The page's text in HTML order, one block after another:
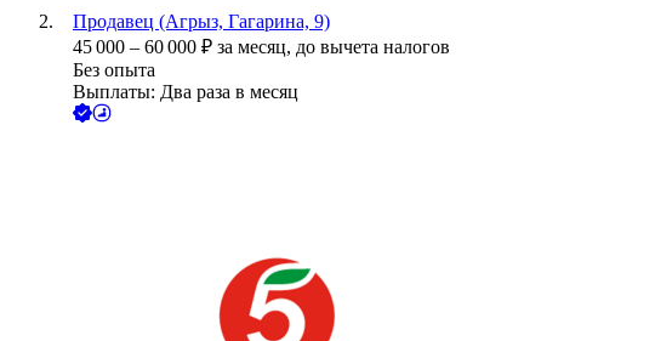
Продавец (Агрыз, Гагарина, 9)
45 000 – 60 000 ₽ за месяц, до вычета налогов
Без опыта
Выплаты: Два раза в месяц